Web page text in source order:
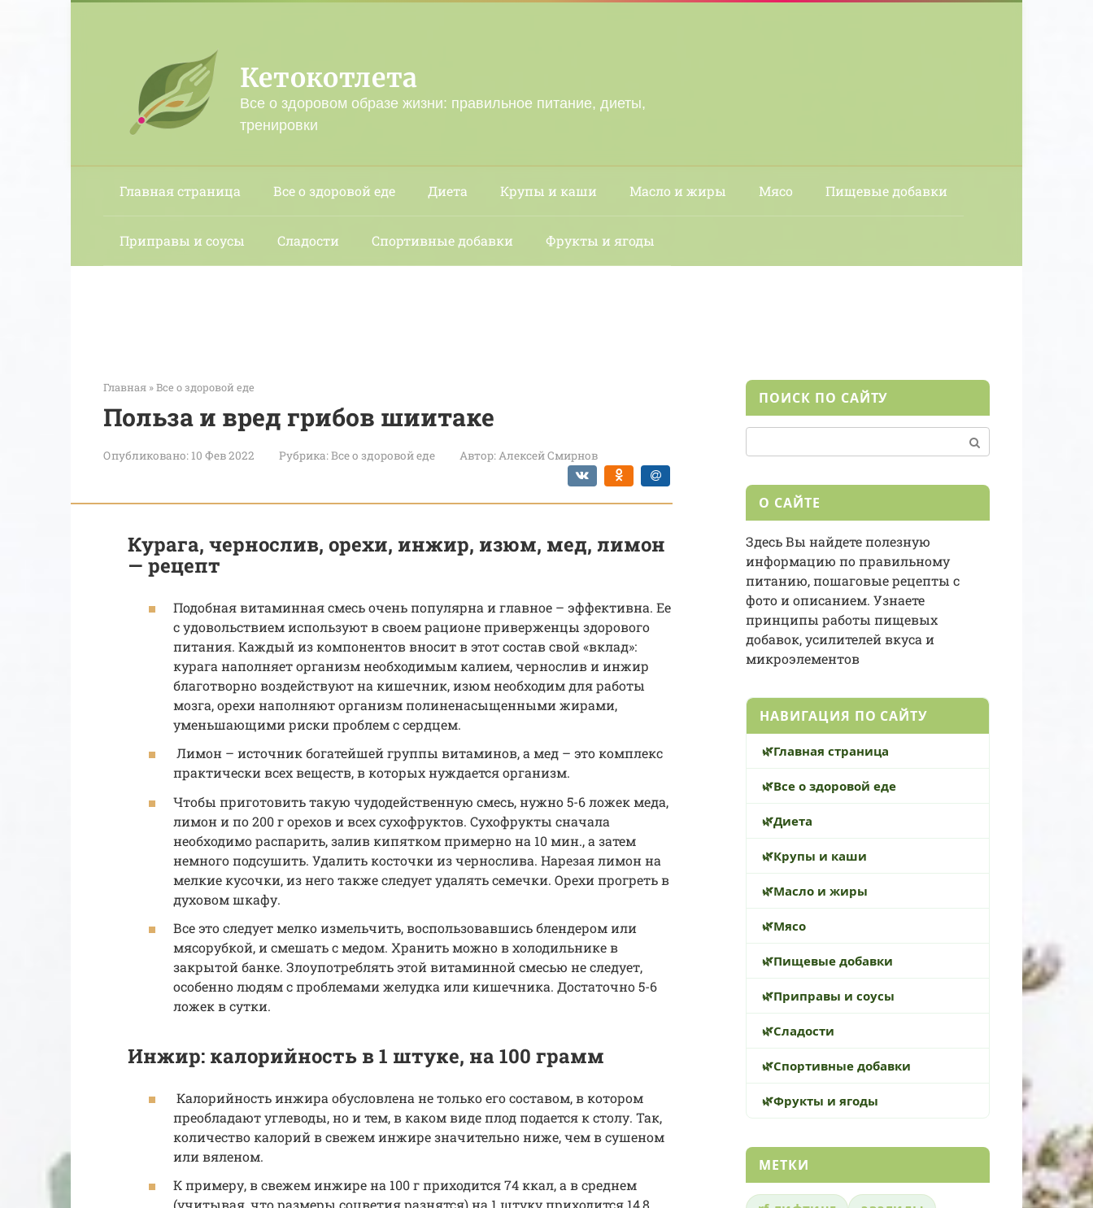
Кетокотлета
Все о здоровом образе жизни: правильное питание, диеты,
тренировки
Главная страница Все о здоровой еде Диета Крупы и каши Масло и жиры Мясо Пищевые добавки
Приправы и соусы Сладости Спортивные добавки Фрукты и ягоды
Главная »Все о здоровой еде
Польза и вред грибов шиитаке
Опубликовано: 10 Фев 2022 Рубрика:Все о здоровой еде Автор:Алексей Смирнов
Курага, чернослив, орехи, инжир, изюм, мед, лимон
— рецепт
Подобная витаминная смесь очень популярна и главное – эффективна. Ее
с удовольствием используют в своем рационе приверженцы здорового
питания. Каждый из компонентов вносит в этот состав свой «вклад»:
курага наполняет организм необходимым калием, чернослив и инжир
благотворно воздействуют на кишечник, изюм необходим для работы
мозга, орехи наполняют организм полиненасыщенными жирами,
уменьшающими риски проблем с сердцем.
Лимон – источник богатейшей группы витаминов, а мед – это комплекс
практически всех веществ, в которых нуждается организм.
Чтобы приготовить такую чудодейственную смесь, нужно 5-6 ложек меда,
лимон и по 200 г орехов и всех сухофруктов. Сухофрукты сначала
необходимо распарить, залив кипятком примерно на 10 мин., а затем
немного подсушить. Удалить косточки из чернослива. Нарезая лимон на
мелкие кусочки, из него также следует удалять семечки. Орехи прогреть в
духовом шкафу.
Все это следует мелко измельчить, воспользовавшись блендером или
мясорубкой, и смешать с медом. Хранить можно в холодильнике в
закрытой банке. Злоупотреблять этой витаминной смесью не следует,
особенно людям с проблемами желудка или кишечника. Достаточно 5-6
ложек в сутки.
Инжир: калорийность в 1 штуке, на 100 грамм
Калорийность инжира обусловлена не только его составом, в котором
преобладают углеводы, но и тем, в каком виде плод подается к столу. Так,
количество калорий в свежем инжире значительно ниже, чем в сушеном
или вяленом.
К примеру, в свежем инжире на 100 г приходится 74 ккал, а в среднем
(учитывая, что размеры соцветия разнятся) на 1 штуку приходится 14,8
ПОИСК ПО САЙТУ
О САЙТЕ
Здесь Вы найдете полезную
информацию по правильному
питанию, пошаговые рецепты с
фото и описанием. Узнаете
принципы работы пищевых
добавок, усилителей вкуса и
микроэлементов
НАВИГАЦИЯ ПО САЙТУ
Главная страница
Все о здоровой еде
Диета
Крупы и каши
Масло и жиры
Мясо
Пищевые добавки
Приправы и соусы
Сладости
Спортивные добавки
Фрукты и ягоды
МЕТКИ